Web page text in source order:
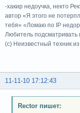
-хакир недоучка, некто
автор «Я этого не
тебя» «Ломаю по IP
Любитель подсматривать
(c) Неизвестный техник
11-11-10 17:12:43
Rector пишет: